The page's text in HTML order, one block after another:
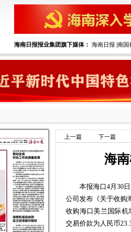
海南日报报业集团旗下媒体： 海南日报 南国
上一篇 下一篇
海
本报海口4月30日
公司发布《关于收购
收购海口美兰国际机
交易价款为人民币